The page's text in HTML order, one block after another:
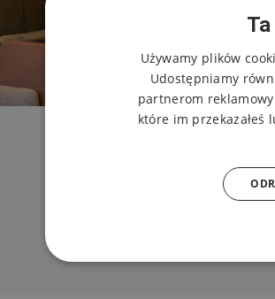
Używamy plików
Udostępniamy
partnerom
które im przekazałeś